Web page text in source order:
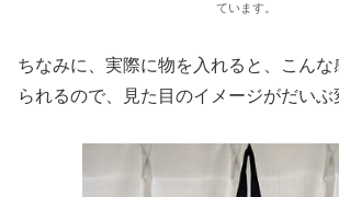
ています。
ちなみに、実際に物を入れると、こん
られるので、見た目のイメージがだいぶ